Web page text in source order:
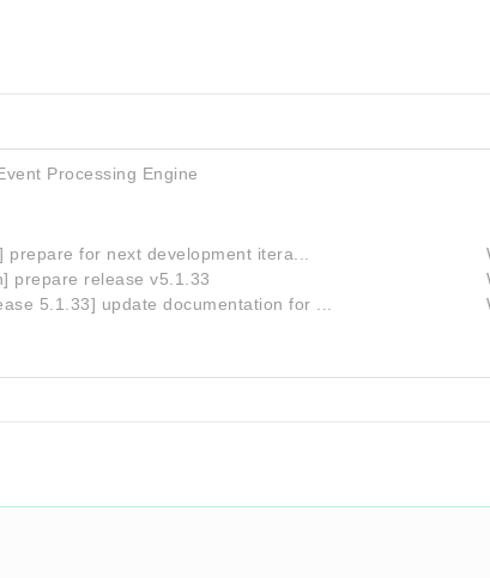
Processing Engine
prepare for next development itera...
prepare release v5.1.33
5.1.33] update documentation for ...